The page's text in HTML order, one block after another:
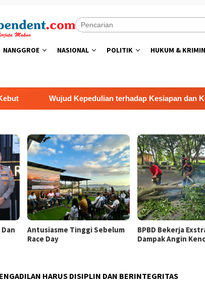
NANGGROE NASIONAL POLITIK HUKUM &
Wujud Kepedulian terhadap Kesiapan dan
Antusiasme Tinggi Sebelum
Race Day
BPBD Bekerja
Dampak Angin
HARUS DISIPLIN DAN BERINTEGRITAS